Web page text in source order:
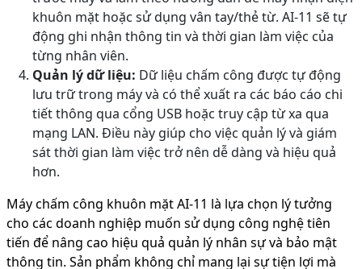
khuôn mặt hoặc sử dụng vân tay/thẻ từ. AI-11 sẽ tự
động ghi nhận thông tin và thời gian làm việc của
từng nhân viên.
Quản lý dữ liệu: Dữ liệu chấm công được tự động
lưu trữ trong máy và có thể xuất ra các báo cáo chi
tiết thông qua cổng USB hoặc truy cập từ xa qua
mạng LAN. Điều này giúp cho việc quản lý và giám
sát thời gian làm việc trở nên dễ dàng và hiệu quả
hơn.
Máy chấm công khuôn mặt AI-11 là lựa chọn lý tưởng
cho các doanh nghiệp muốn sử dụng công nghệ tiên
tiến để nâng cao hiệu quả quản lý nhân sự và bảo mật
thông tin. Sản phẩm không chỉ mang lại sự tiện lợi mà